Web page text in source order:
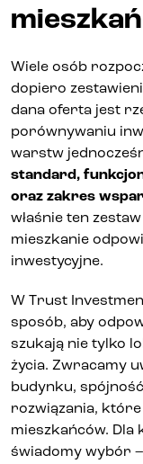
Wiele osób
dopiero
dana oferta jest
porównywaniu
warstw
standard,
oraz zakres
właśnie ten
mieszkanie
inwestycyjne.
W Trust
sposób, aby
szukają nie tylko
życia. Zwracamy
budynku,
rozwiązania, które
mieszkańców. Dla
świadomy wybór